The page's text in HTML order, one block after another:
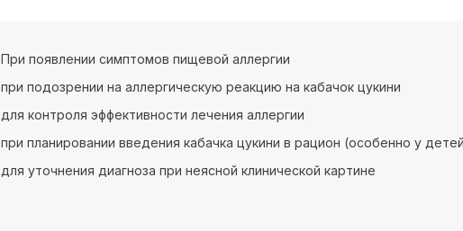
При появлении симптомов пищевой аллергии
при подозрении на аллергическую реакцию на кабачок цукини
для контроля эффективности лечения аллергии
при планировании введения кабачка цукини в рацион (особенно у
для уточнения диагноза при неясной клинической картине